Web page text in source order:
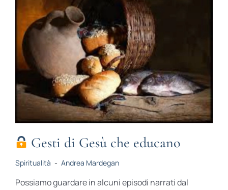
Gesti di Gesù che educano
Spiritualità - Andrea Mardegan
Possiamo guardare in alcuni episodi narrati dal